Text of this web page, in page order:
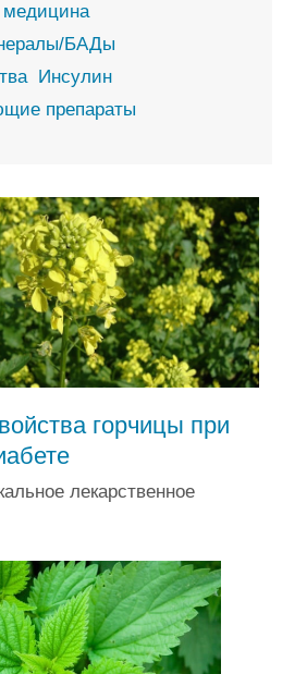
медицина
БАДы
Инсулин
препараты
горчицы при
лекарственное